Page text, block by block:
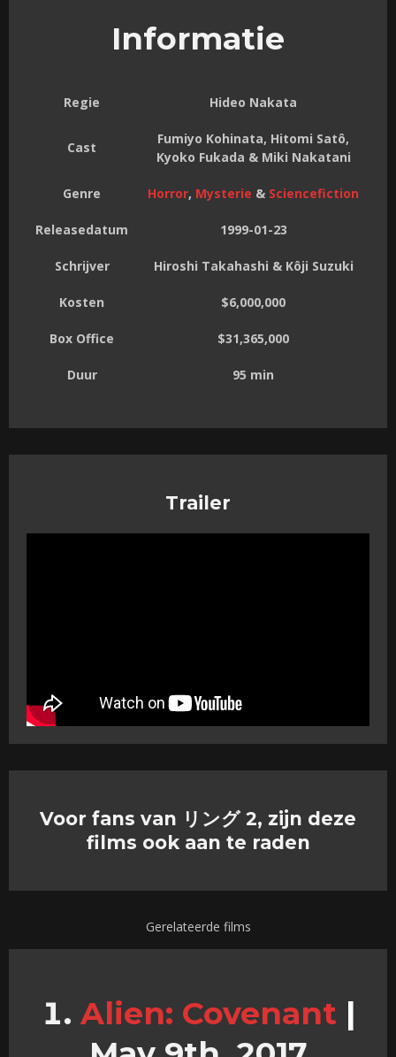
Informatie
Regie Hideo Nakata
Cast
Fumiyo Kohinata, Hitomi Satô,
Kyoko Fukada & Miki Nakatani
Genre Horror, Mysterie & Sciencefiction
Releasedatum 1999-01-23
Schrijver Hiroshi Takahashi & Kôji Suzuki
Kosten $6,000,000
Box Office $31,365,000
Duur 95 min
Trailer
Voor fans van リング 2, zijn deze
films ook aan te raden
Gerelateerde films
Alien: Covenant |